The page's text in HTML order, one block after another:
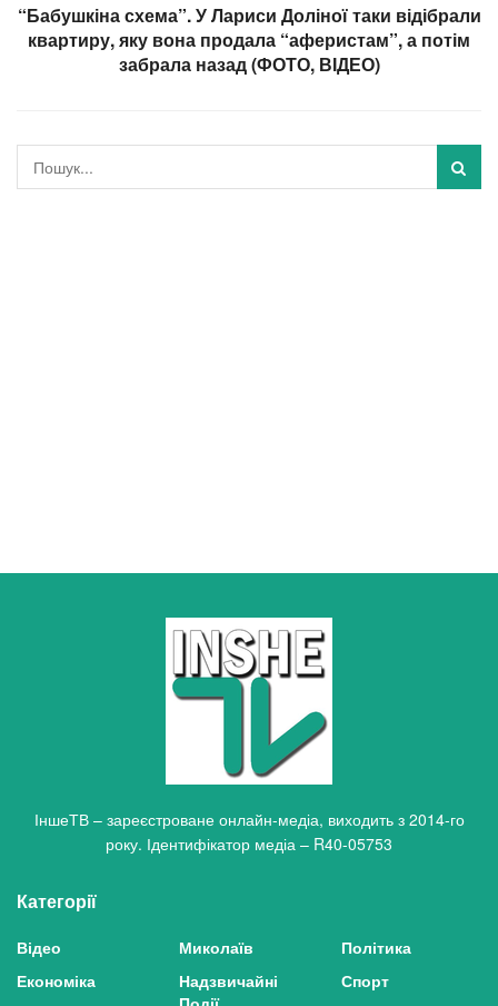
“Бабушкіна схема”. У Лариси Доліної таки відібрали
квартиру, яку вона продала “аферистам”, а потім
забрала назад (ФОТО, ВІДЕО)
ІншеТВ – зареєстроване онлайн-медіа, виходить з 2014-го
року. Ідентифікатор медіа – R40-05753
Категорії
Відео
Економіка
Миколаїв
Надзвичайні
Політика
Спорт